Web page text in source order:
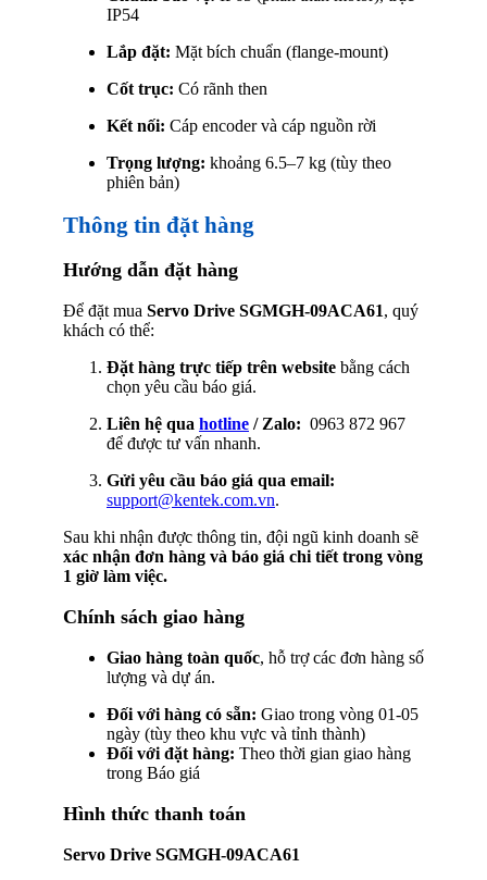
IP54
Lắp đặt: Mặt bích chuẩn (flange-mount)
Cốt trục: Có rãnh then
Kết nối: Cáp encoder và cáp nguồn rời
Trọng lượng: khoảng 6.5–7 kg (tùy theo
phiên bản)
Thông tin đặt hàng
Hướng dẫn đặt hàng
Để đặt mua Servo Drive SGMGH-09ACA61, quý
khách có thể:
Đặt hàng trực tiếp trên website bằng cách
chọn yêu cầu báo giá.
Liên hệ qua hotline / Zalo: 0963 872 967
để được tư vấn nhanh.
Gửi yêu cầu báo giá qua email:
support@kentek.com.vn.
Sau khi nhận được thông tin, đội ngũ kinh doanh sẽ
xác nhận đơn hàng và báo giá chi tiết trong vòng
1 giờ làm việc.
Chính sách giao hàng
Giao hàng toàn quốc, hỗ trợ các đơn hàng số
lượng và dự án.
Đối với hàng có sẵn: Giao trong vòng 01-05
ngày (tùy theo khu vực và tỉnh thành)
Đối với đặt hàng: Theo thời gian giao hàng
trong Báo giá
Hình thức thanh toán
Servo Drive SGMGH-09ACA61